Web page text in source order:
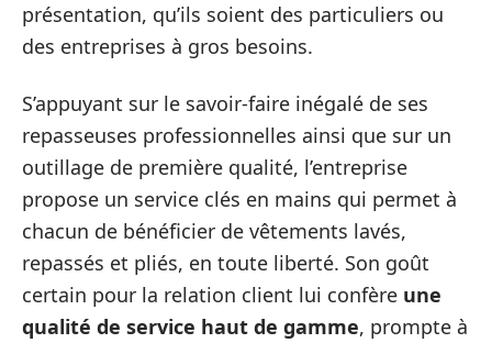
présentation, qu’ils soient des particuliers ou
des entreprises à gros besoins.
S’appuyant sur le savoir-faire inégalé de ses
repasseuses professionnelles ainsi que sur un
outillage de première qualité, l’entreprise
propose un service clés en mains qui permet à
chacun de bénéficier de vêtements lavés,
repassés et pliés, en toute liberté. Son goût
certain pour la relation client lui confère une
qualité de service haut de gamme, prompte à